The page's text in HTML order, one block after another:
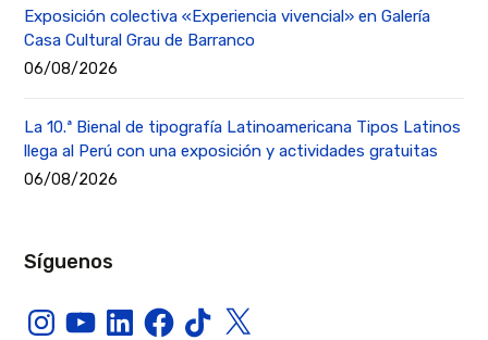
Exposición colectiva «Experiencia vivencial» en Galería
Casa Cultural Grau de Barranco
06/08/2026
La 10.ª Bienal de tipografía Latinoamericana Tipos Latinos
llega al Perú con una exposición y actividades gratuitas
06/08/2026
Síguenos
InstagramYouTubeLinkedInFacebook
TikTokX